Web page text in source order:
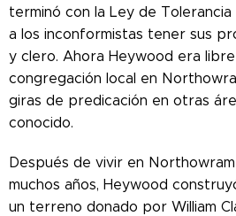
terminó con la Ley de
a los inconformistas tener sus
y clero. Ahora Heywood era
congregación local en
giras de predicación en otras
conocido.
Después de vivir en
muchos años, Heywood
un terreno donado por William